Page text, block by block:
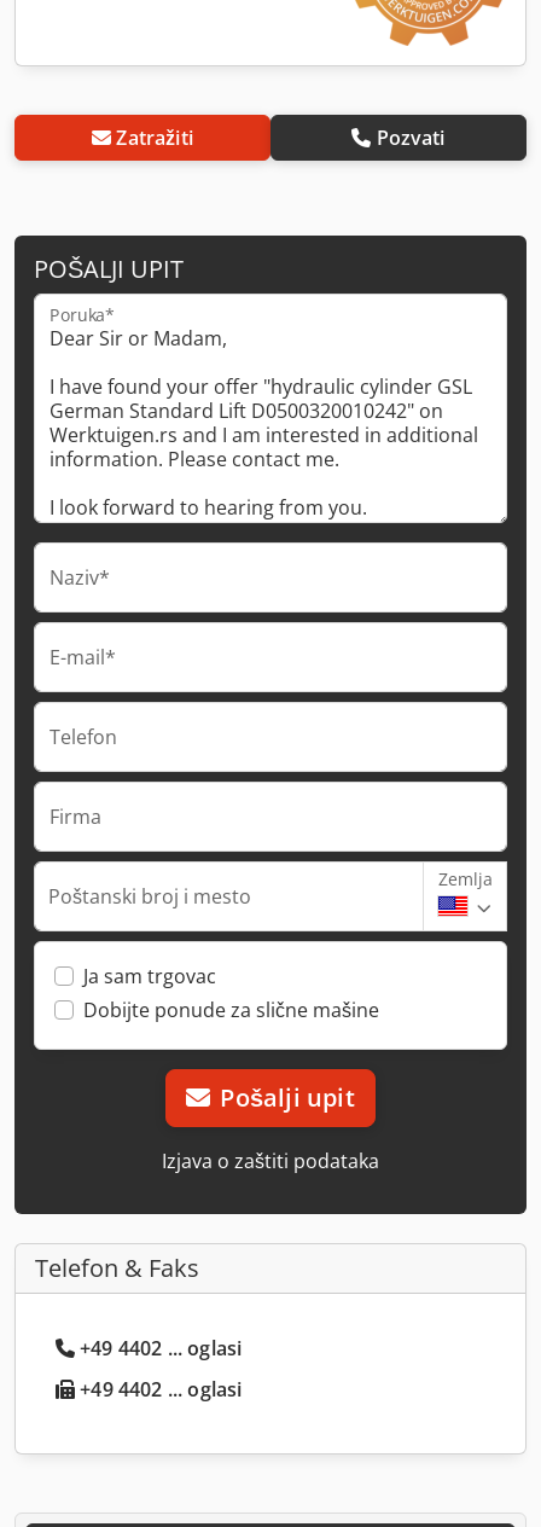
Zatražiti Pozvati
POŠALJI UPIT
Poruka*
Naziv*
E-mail*
Telefon
Firma
Poštanski broj i mesto
Zemlja
Ja sam trgovac
Dobijte ponude za slične mašine
Pošalji upit
Izjava o zaštiti podataka
Telefon & Faks
+49 4402 ... oglasi
+49 4402 ... oglasi